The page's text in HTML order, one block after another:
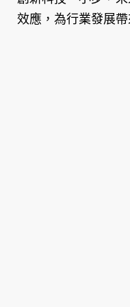
效應，為行業發展